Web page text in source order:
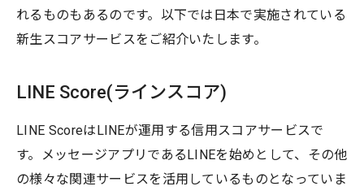
れるものもあるのです。以下では日本で実施されている
新生スコアサービスをご紹介いたします。
LINE Score(ラインスコア)
LINE ScoreはLINEが運用する信用スコアサービスで
す。メッセージアプリであるLINEを始めとして、その他
の様々な関連サービスを活用しているものとなっていま